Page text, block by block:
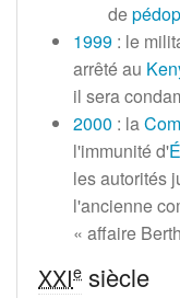
de
1999 : le
arrêté au
il sera
2000 : la
l'immunité d'
les autorités
l'ancienne
« affaire
XXIe siècle